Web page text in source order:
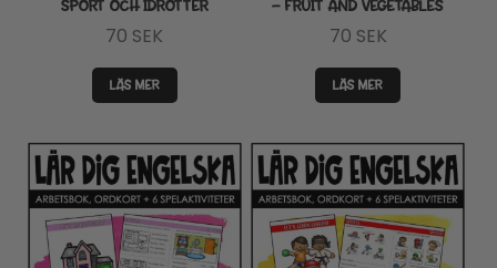
SPORT OCH IDROTTER
70 SEK
LÄS MER
– FRUIT AND VEGETABLES
70 SEK
LÄS MER